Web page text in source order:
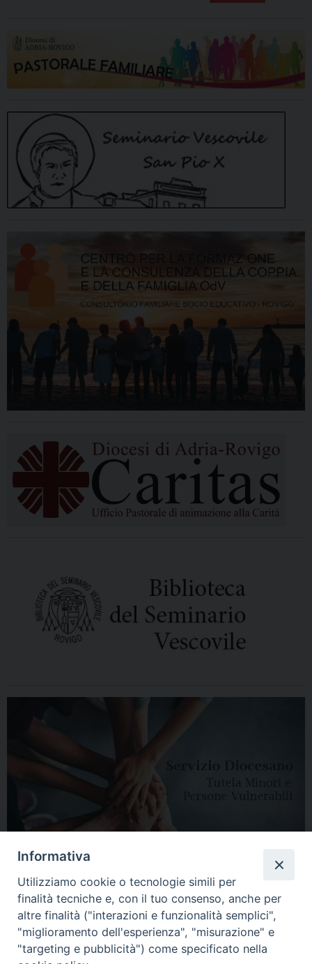
HOME DIOCESI VESCOVO CURIA VESCOVILE NEWS
Informativa
Utilizziamo cookie o tecnologie simili per
finalità tecniche e, con il tuo consenso, anche per
altre finalità ("interazioni e funzionalità semplici",
"miglioramento dell'esperienza", "misurazione" e
"targeting e pubblicità") come specificato nella